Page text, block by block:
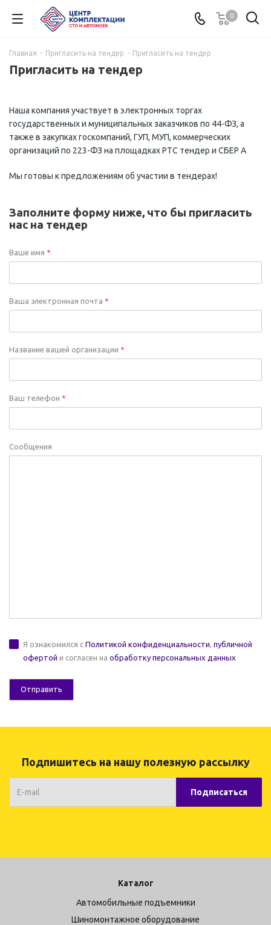
0
Главная - Пригласить на тендер - Пригласить на тендер
Пригласить на тендер
Наша компания участвует в электронных торгах
государственных и муниципальных заказчиков по 44-ФЗ, а
также в закупках госкомпаний, ГУП, МУП, коммерческих
организаций по 223-ФЗ на площадках РТС тендер и СБЕР А
Мы готовы к предложениям об участии в тендерах!
Заполните форму ниже, что бы пригласить
нас на тендер
Ваше имя *
Ваша электронная почта *
Название вашей организации *
Ваш телефон *
Сообщения
Я ознакомился с Политикой конфиденциальности, публичной
офертой и согласен на обработку персональных данных
Подпишитесь на нашу полезную рассылку
Каталог
Автомобильные подъемники
Шиномонтажное оборудование